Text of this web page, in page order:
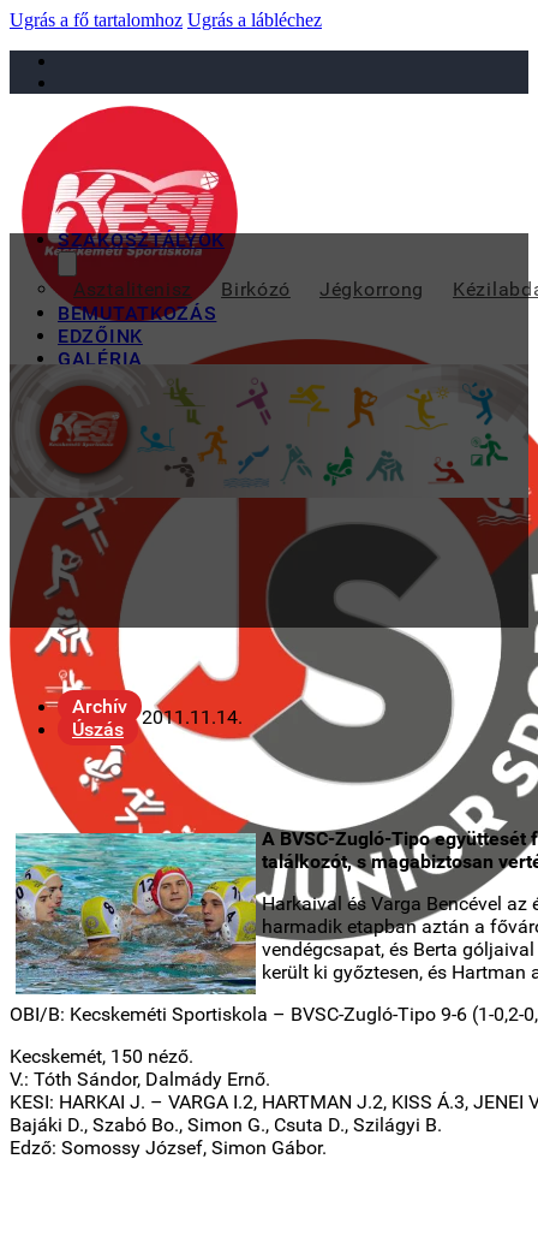
Ugrás a fő tartalomhoz Ugrás a lábléchez
sportiskola@juniorsportkft.hu
SZAKOSZTÁLYOK
Asztalitenisz Birkózó Jégkorrong
BEMUTATKOZÁS
EDZŐINK
GALÉRIA
TAO
KAPCSOLAT
Archív
Úszás
2011.11.14.
A BVSC-Zugló-Tipo együttesét
találkozót, s magabiztosan
Harkaival és Varga Bencével
harmadik etapban aztán a
vendégcsapat, és Berta
került ki győztesen, és Hartman
OBI/B: Kecskeméti Sportiskola – BVSC-Zugló-Tipo 9-6 (1-0,2-
Kecskemét, 150 néző.
V.: Tóth Sándor, Dalmády Ernő.
KESI: HARKAI J. – VARGA I.2, HARTMAN J.2, KISS Á.3, JENEI
Bajáki D., Szabó Bo., Simon G., Csuta D., Szilágyi B.
Edző: Somossy József, Simon Gábor.